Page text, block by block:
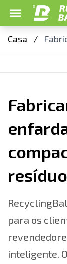
Casa /
para os
inteligente.